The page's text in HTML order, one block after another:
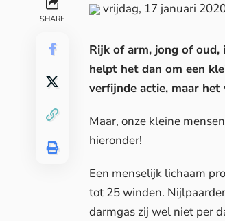
SHARE
vrijdag, 17 januari
Rijk of arm, jong of
helpt het dan om een
verfijnde actie, maar
Maar, onze kleine
hieronder!
Een menselijk lichaam
tot 25 winden.
darmgas zij wel niet per